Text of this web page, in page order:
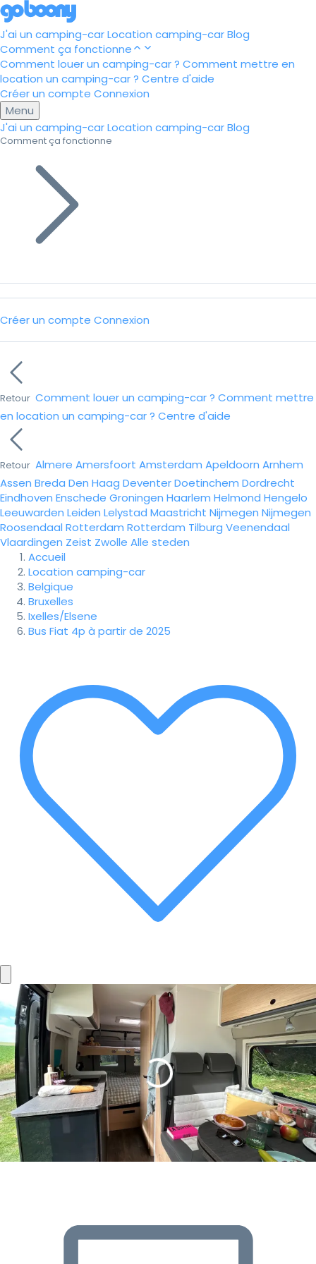
J'ai un camping-carLocation camping-carBlog
Comment ça fonctionne
Comment louer un camping-car ? Comment mettre en
location un camping-car ? Centre d'aide
Créer un compte Connexion
Menu
J'ai un camping-carLocation camping-carBlog
Comment ça fonctionne
Créer un compte Connexion
Retour Comment louer un camping-car ? Comment mettre
en location un camping-car ? Centre d'aide
Retour Almere Amersfoort Amsterdam Apeldoorn Arnhem
Assen Breda Den Haag DeventerDoetinchem Dordrecht
Eindhoven Enschede Groningen Haarlem Helmond Hengelo
Leeuwarden Leiden Lelystad Maastricht Nijmegen Nijmegen
Roosendaal Rotterdam Rotterdam Tilburg Veenendaal
Vlaardingen Zeist Zwolle Alle steden
Accueil
Location camping-car
Belgique
Bruxelles
Ixelles/Elsene
Bus Fiat 4p à partir de 2025